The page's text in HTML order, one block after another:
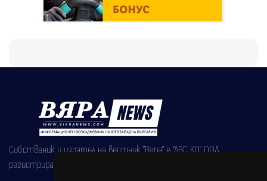
Собственик и издател на вестник "Вяра" е "АВС КО" ООД,
регистрирана на 08.05.2002 година.